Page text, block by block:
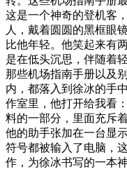
这是一个神奇的登机客
人，戴着圆圆的黑框眼
比他年轻。他笑起来有
是在低头沉思，伴随着
那些机场指南手册以及
内，都落入到徐冰的手
作室里，他打开给我看
料的一部分，里面充斥
他的助手张加在一台显
符号都被输入了电脑，
作，为徐冰书写的一本